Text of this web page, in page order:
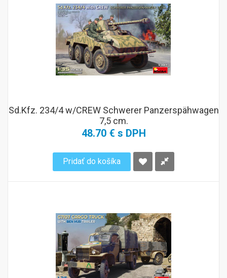
Sd.Kfz. 234/4 w/CREW Schwerer Panzerspähwagen
7,5 cm.
48.70 € s DPH
Pridať do košíka